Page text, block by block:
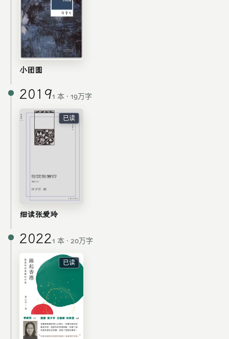
小团圆
20191 本 · 19万字
已读
细读张爱玲
20221 本 · 20万字
已读